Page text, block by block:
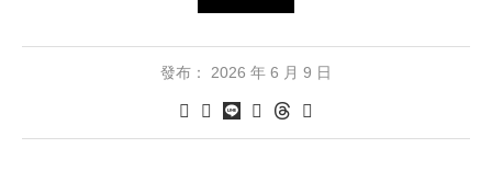
發布： 2026 年 6 月 9 日